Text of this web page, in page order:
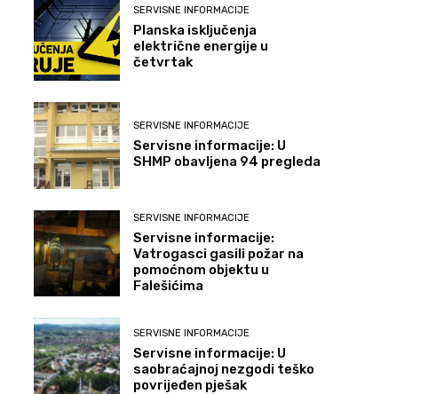
SERVISNE INFORMACIJE
Planska isključenja
električne energije u
četvrtak
SERVISNE INFORMACIJE
Servisne informacije: U
SHMP obavljena 94 pregleda
SERVISNE INFORMACIJE
Servisne informacije:
Vatrogasci gasili požar na
pomoćnom objektu u
Falešićima
SERVISNE INFORMACIJE
Servisne informacije: U
saobraćajnoj nezgodi teško
povrijeđen pješak